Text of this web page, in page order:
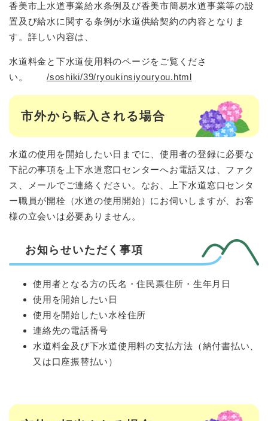
香美市上水道事業給水条例及び香美市簡易水道事業等の設
置及び給水に関する条例が水道供給契約の内容となりま
す。詳しい内容は、
水道料金と下水道使用料のページをご覧くださ
い。 /soshiki/39/ryoukinsiyouryou.html
市外から転入される場合
水道の使用を開始したい日までに、使用者の登録に必要な
下記の事項を上下水道窓口センターへお電話又は、ファク
ス、メールでご連絡ください。なお、上下水道窓口センタ
ー職員が開栓（水道の使用開始）にお伺いしますが、お客
様の立会いは必要ありません。
お知らせいただく事項
使用者となる方の氏名・住民票住所・生年月日
使用を開始したい日
使用を開始したい水栓住所
連絡先の電話番号
水道料金及び下水道使用料の支払方法（納付書払い、
又は口座振替払い）